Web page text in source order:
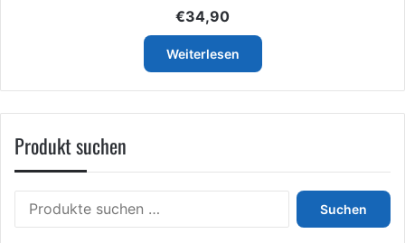
€34,90
Weiterlesen
Produkt suchen
nach:
Suchen